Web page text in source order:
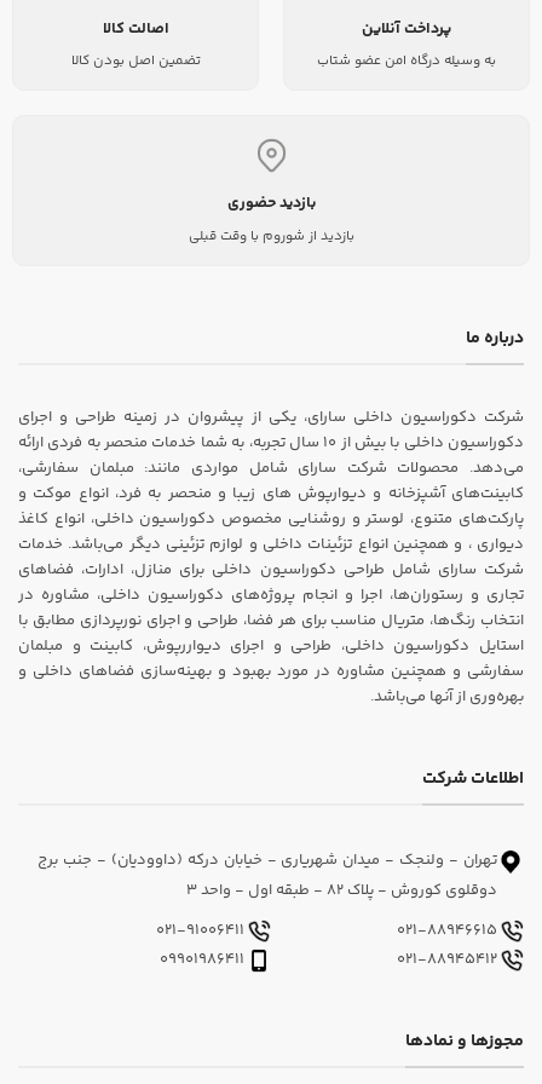
پرداخت آنلاین
به وسیله درگاه امن عضو شتاب
اصالت کالا
تضمین اصل بودن کالا
بازدید حضوری
بازدید از شوروم با وقت قبلی
درباره ما
شرکت دکوراسیون داخلی سارای، یکی از پیشروان در زمینه طراحی و اجرای
دکوراسیون داخلی با بیش از ۱۰ سال تجربه، به شما خدمات منحصر به فردی ارائه
می‌دهد. محصولات شرکت سارای شامل مواردی مانند: مبلمان سفارشی،
کابینت‌های آشپزخانه و دیوارپوش های زیبا و منحصر به فرد، انواع موکت و
پارکت‌های متنوع، لوستر و روشنایی مخصوص دکوراسیون داخلی، انواع کاغذ
دیواری ، و همچنین انواع تزئینات داخلی و لوازم تزئینی دیگر می‌باشد. خدمات
شرکت سارای شامل طراحی دکوراسیون داخلی برای منازل، ادارات، فضاهای
تجاری و رستوران‌ها، اجرا و انجام پروژه‌های دکوراسیون داخلی، مشاوره در
انتخاب رنگ‌ها، متریال مناسب برای هر فضا، طراحی و اجرای نورپردازی مطابق با
استایل دکوراسیون داخلی، طراحی و اجرای دیواررپوش، کابینت و مبلمان
سفارشی و همچنین مشاوره در مورد بهبود و بهینه‌سازی فضاهای داخلی و
بهره‌وری از آنها می‌باشد.
اطلاعات شرکت
تهران - ولنجک - میدان شهریاری - خیابان درکه (داوودیان) - جنب برج
دوقلوی کوروش - پلاک 82 - طبقه اول - واحد 3
مجوزها و نمادها